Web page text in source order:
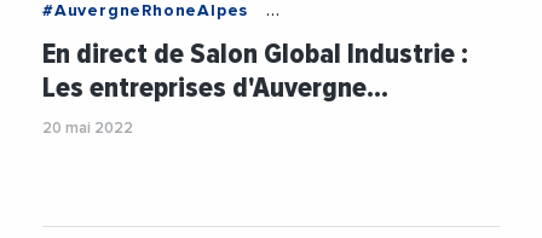
#AuvergneRhoneAlpes
#CCIAuvergneRhoneAlpes
#CCIHauteSavoie
#Innovation
#Numerique
#PhilippeCarrier
#PME
#RegionAuvergneRhoneAlpes
En direct de Salon Global Industrie :
Les entreprises d'Auvergne…
20 mai 2022